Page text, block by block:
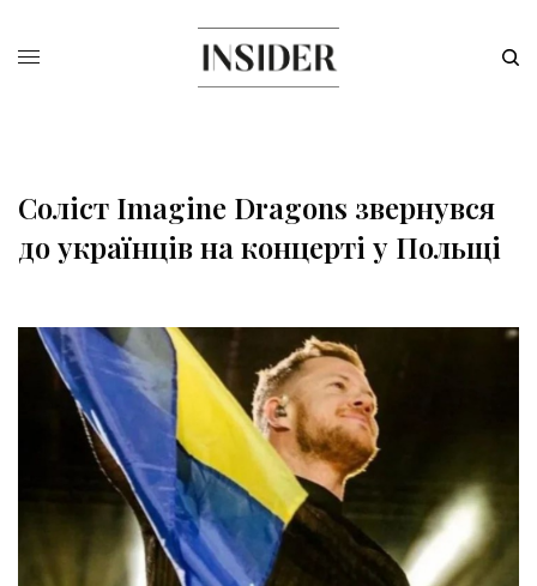
Соліст Imagine Dragons звернувся
до українців на концерті у Польщі